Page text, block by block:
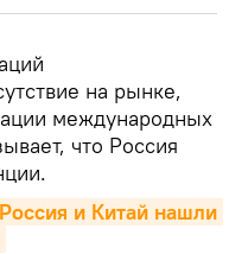
на рынке,
международных
что Россия
и Китай нашли